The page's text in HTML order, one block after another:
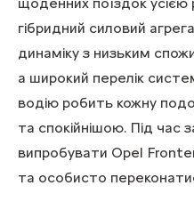
гібридний силовий
динаміку з низьким
а широкий перелік
водію робить кожну
та спокійнішою. Під час
випробувати Opel
та особисто